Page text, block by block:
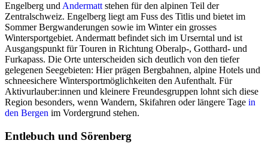
Engelberg und Andermatt stehen für den alpinen Teil der
Zentralschweiz. Engelberg liegt am Fuss des Titlis und bietet im
Sommer Bergwanderungen sowie im Winter ein grosses
Wintersportgebiet. Andermatt befindet sich im Urserntal und ist
Ausgangspunkt für Touren in Richtung Oberalp-, Gotthard- und
Furkapass. Die Orte unterscheiden sich deutlich von den tiefer
gelegenen Seegebieten: Hier prägen Bergbahnen, alpine Hotels und
schneesichere Wintersportmöglichkeiten den Aufenthalt. Für
Aktivurlauber:innen und kleinere Freundesgruppen lohnt sich diese
Region besonders, wenn Wandern, Skifahren oder längere Tage in
den Bergen im Vordergrund stehen.
Entlebuch und Sörenberg